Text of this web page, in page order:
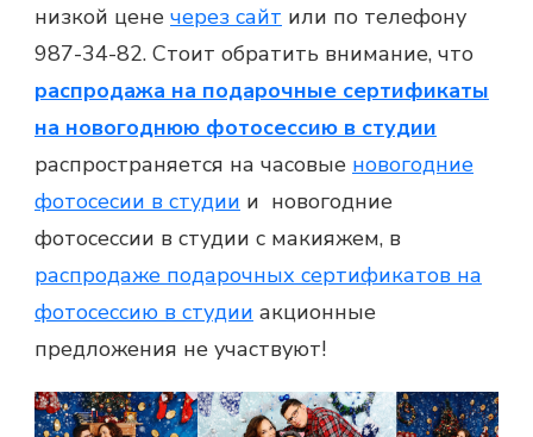
низкой цене через сайт или по телефону
987-34-82. Стоит обратить внимание, что
распродажа на подарочные сертификаты
на новогоднюю фотосессию в студии
распространяется на часовые новогодние
фотосесии в студии и новогодние
фотосессии в студии с макияжем, в
распродаже подарочных сертификатов на
фотосессию в студии акционные
предложения не участвуют!